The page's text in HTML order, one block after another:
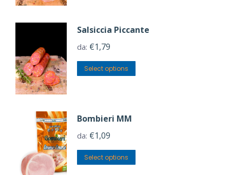
Salsiccia Piccante
da: €1,79
Select options
Bombieri MM
da: €1,09
Select options